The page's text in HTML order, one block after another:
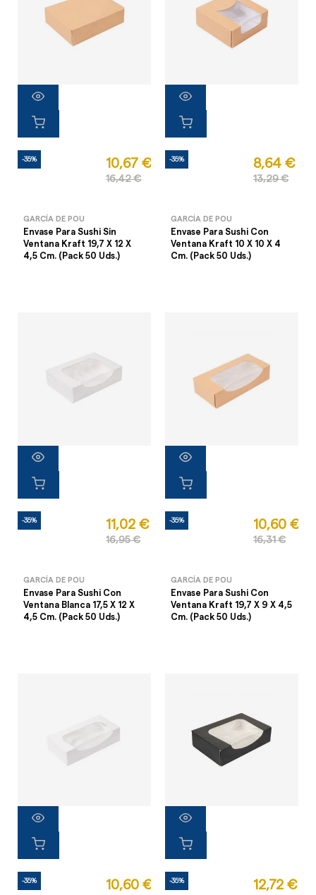
-35% 10,67 €
16,42 €
GARCÍA DE POU
Envase Para Sushi Sin
Ventana Kraft 19,7 X 12 X
4,5 Cm. (Pack 50 Uds.)
-35% 8,64 €
13,29 €
GARCÍA DE POU
Envase Para Sushi Con
Ventana Kraft 10 X 10 X 4
Cm. (Pack 50 Uds.)
-35% 11,02 €
16,95 €
GARCÍA DE POU
Envase Para Sushi Con
Ventana Blanca 17,5 X 12 X
4,5 Cm. (Pack 50 Uds.)
-35% 10,60 €
16,31 €
GARCÍA DE POU
Envase Para Sushi Con
Ventana Kraft 19,7 X 9 X 4,5
Cm. (Pack 50 Uds.)
-35% 10,60 € -35% 12,72 €